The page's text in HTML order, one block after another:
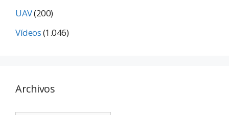
UAV(200)
Vídeos(1.046)
Archivos